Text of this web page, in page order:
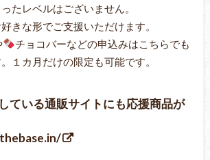
たレベルはございません。
きな形でご支援いただけます。
チョコバーなどの申込みはこちらでも
１カ月だけの限定も可能です。
ている通販サイトにも応援商品が